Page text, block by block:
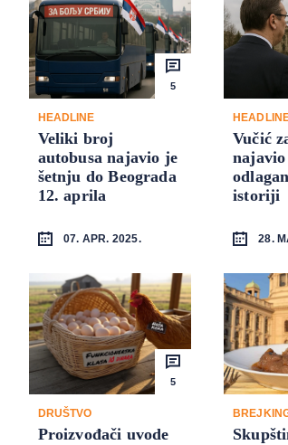
5
HEADLINE
Veliki broj
autobusa najavio je
šetnju do Beograda
12. aprila
07. APR. 2025.
Vučić
najavio
istoriji
28.
5
DRUŠTVO
Proizvođači uvode